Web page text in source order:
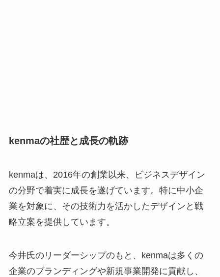
kenmaの社歴と成長の軌跡
kenmaは、2016年の創業以来、ビジネスデザイン
の分野で着実に成長を遂げています。特に中小企
業を対象に、その技術力を活かしたデザインと戦
略立案を提供しています。
今井氏のリーダーシップのもと、kenmaは多くの
企業のブランディングや新規事業開発に貢献し、